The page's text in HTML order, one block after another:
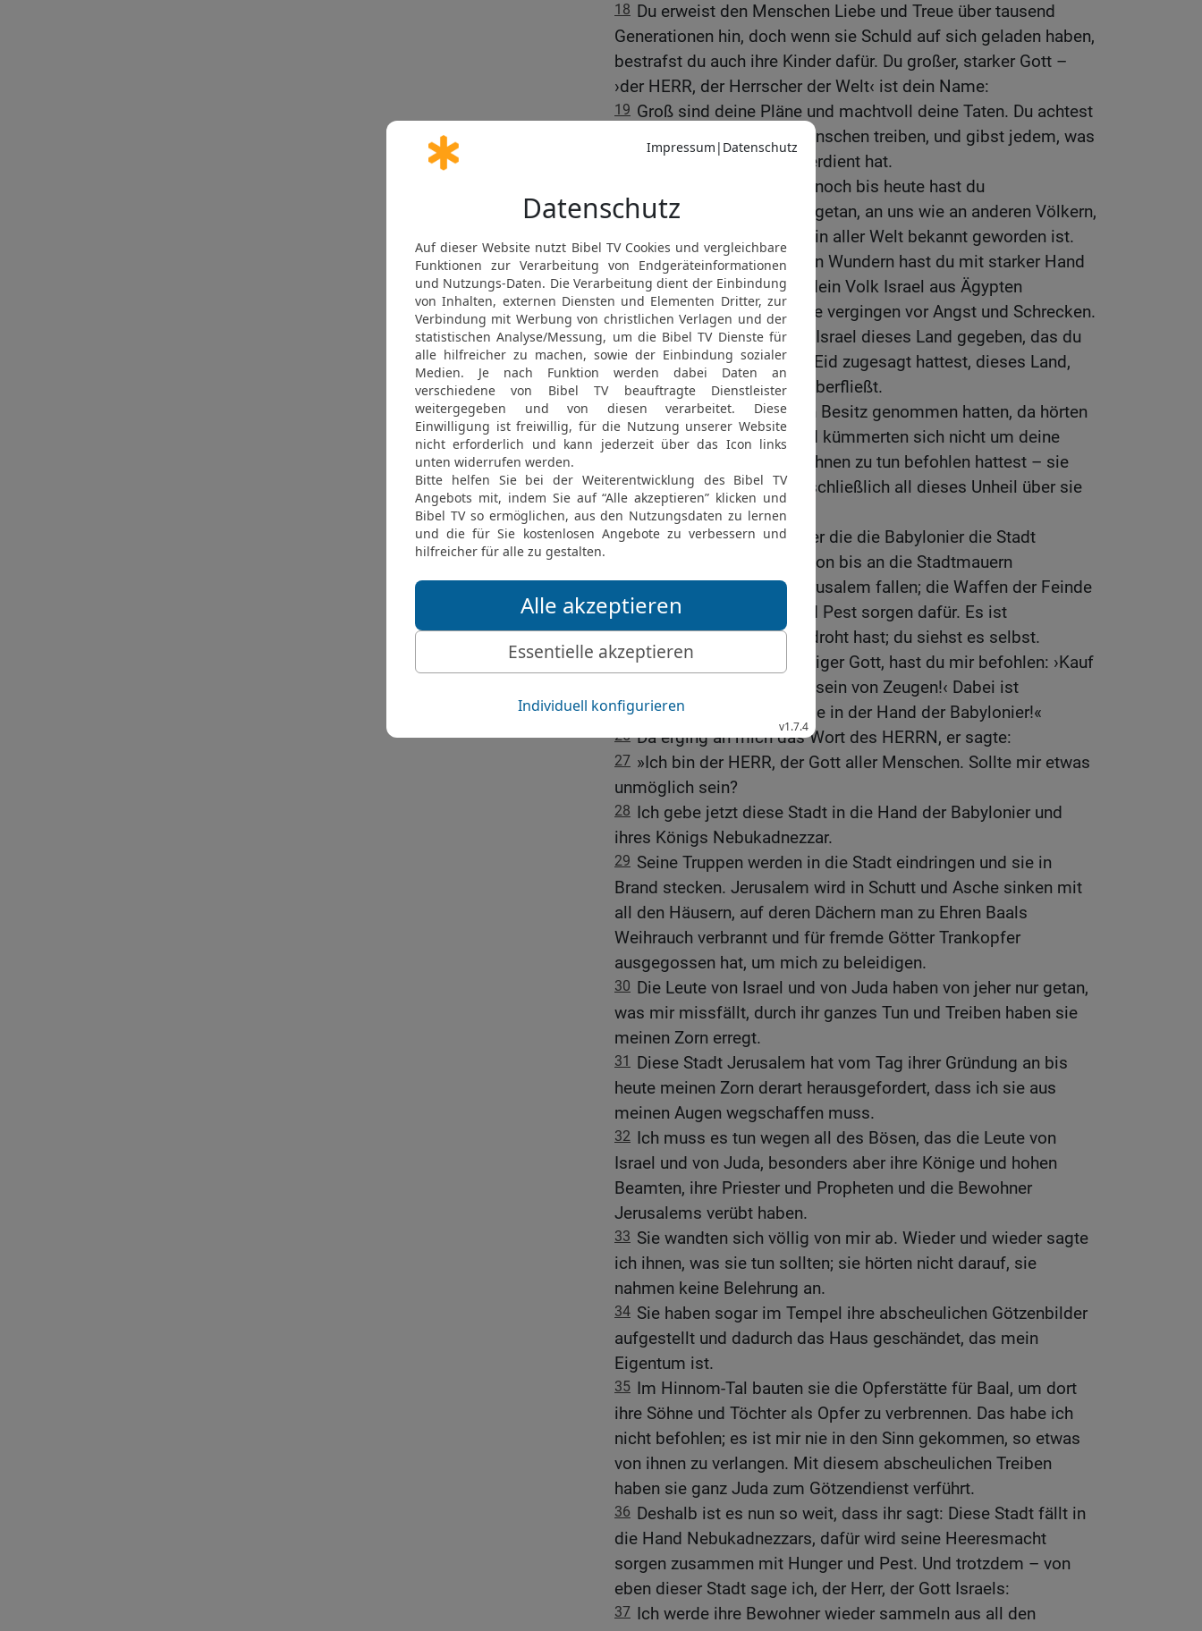
18 Du erweist den Menschen Liebe und Treue über tausend
Generationen hin, doch wenn sie Schuld auf sich geladen haben,
bestrafst du auch ihre Kinder dafür. Du großer, starker Gott –
›der HERR, der Herrscher der Welt‹ ist dein Name:
19 Groß sind deine Pläne und machtvoll deine Taten. Du achtest
genau auf das, was die Menschen treiben, und gibst jedem, was
er aufgrund seiner Taten verdient hat.
Damals in Ägypten und noch bis heute hast du
staunenerregende Wunder getan, an uns wie an anderen Völkern,
sodass dein großer Name in aller Welt bekannt geworden ist.
21
Unter staunenerregenden Wundern hast du mit starker Hand
und ausgestrecktem Arm dein Volk Israel aus Ägypten
herausgeführt; deine Feinde vergingen vor Angst und Schrecken.
22 Du hast den Leuten von Israel dieses Land gegeben, das du
ihren Vorfahren mit einem Eid zugesagt hattest, dieses Land,
das von Milch und Honig überfließt.
23 Als sie aber das Land in Besitz genommen hatten, da hörten
sie nicht mehr auf dich und kümmerten sich nicht um deine
Weisungen. Alles, was du ihnen zu tun befohlen hattest – sie
taten es nicht. Da hast du schließlich all dieses Unheil über sie
hereinbrechen lassen.
24 Die Angriffsrampen, über die die Babylonier die Stadt
erstürmen wollen, sind schon bis an die Stadtmauern
vorgetrieben. Bald wird Jerusalem fallen; die Waffen der Feinde
zusammen mit Hunger und Pest sorgen dafür. Es ist
eingetroffen, was du angedroht hast; du siehst es selbst.
25 Und doch, HERR, mächtiger Gott, hast du mir befohlen: ›Kauf
dir den Acker! Tu es im Beisein von Zeugen!‹ Dabei ist
Jerusalem schon so gut wie in der Hand der Babylonier!«
26 Da erging an mich das Wort des HERRN, er sagte:
27 »Ich bin der HERR, der Gott aller Menschen. Sollte mir etwas
unmöglich sein?
28 Ich gebe jetzt diese Stadt in die Hand der Babylonier und
ihres Königs Nebukadnezzar.
29 Seine Truppen werden in die Stadt eindringen und sie in
Brand stecken. Jerusalem wird in Schutt und Asche sinken mit
all den Häusern, auf deren Dächern man zu Ehren Baals
Weihrauch verbrannt und für fremde Götter Trankopfer
ausgegossen hat, um mich zu beleidigen.
30 Die Leute von Israel und von Juda haben von jeher nur getan,
was mir missfällt, durch ihr ganzes Tun und Treiben haben sie
meinen Zorn erregt.
31
Diese Stadt Jerusalem hat vom Tag ihrer Gründung an bis
heute meinen Zorn derart herausgefordert, dass ich sie aus
meinen Augen wegschaffen muss.
32 Ich muss es tun wegen all des Bösen, das die Leute von
Israel und von Juda, besonders aber ihre Könige und hohen
Beamten, ihre Priester und Propheten und die Bewohner
Jerusalems verübt haben.
33 Sie wandten sich völlig von mir ab. Wieder und wieder sagte
ich ihnen, was sie tun sollten; sie hörten nicht darauf, sie
nahmen keine Belehrung an.
34 Sie haben sogar im Tempel ihre abscheulichen Götzenbilder
aufgestellt und dadurch das Haus geschändet, das mein
Eigentum ist.
35 Im Hinnom-Tal bauten sie die Opferstätte für Baal, um dort
ihre Söhne und Töchter als Opfer zu verbrennen. Das habe ich
nicht befohlen; es ist mir nie in den Sinn gekommen, so etwas
von ihnen zu verlangen. Mit diesem abscheulichen Treiben
haben sie ganz Juda zum Götzendienst verführt.
36 Deshalb ist es nun so weit, dass ihr sagt: Diese Stadt fällt in
die Hand Nebukadnezzars, dafür wird seine Heeresmacht
sorgen zusammen mit Hunger und Pest. Und trotzdem – von
eben dieser Stadt sage ich, der Herr, der Gott Israels:
37 Ich werde ihre Bewohner wieder sammeln aus all den